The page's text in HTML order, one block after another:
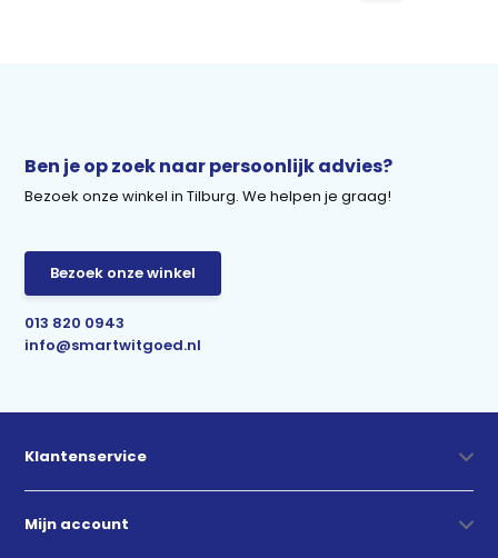
Ben je op zoek naar persoonlijk advies?
Bezoek onze winkel in Tilburg. We helpen je graag!
Bezoek onze winkel
013 820 0943
info@smartwitgoed.nl
Klantenservice
Mijn account